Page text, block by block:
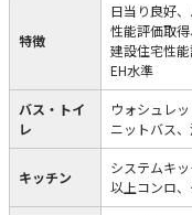
特徴
日当り良好
性能評価取得
建設住宅性
EH水準
バス・トイ
レ
ウォシュレ
ニットバス
キッチン
システムキ
以上コンロ